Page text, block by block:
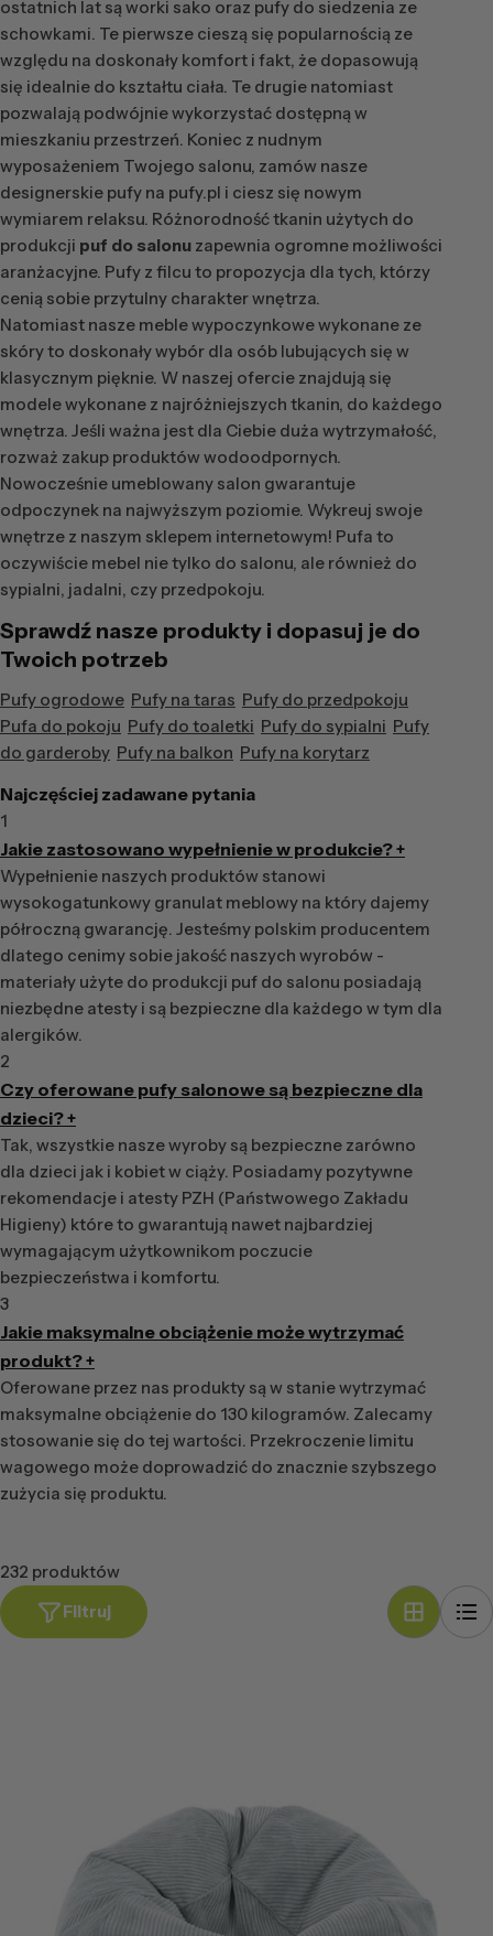
ostatnich lat są worki sako oraz pufy do siedzenia ze
schowkami. Te pierwsze cieszą się popularnością ze
względu na doskonały komfort i fakt, że dopasowują
się idealnie do kształtu ciała. Te drugie natomiast
pozwalają podwójnie wykorzystać dostępną w
mieszkaniu przestrzeń. Koniec z nudnym
wyposażeniem Twojego salonu, zamów nasze
designerskie pufy na pufy.pl i ciesz się nowym
wymiarem relaksu. Różnorodność tkanin użytych do
produkcji puf do salonu zapewnia ogromne możliwości
aranżacyjne. Pufy z filcu to propozycja dla tych, którzy
cenią sobie przytulny charakter wnętrza.
Natomiast nasze meble wypoczynkowe wykonane ze
skóry to doskonały wybór dla osób lubujących się w
klasycznym pięknie. W naszej ofercie znajdują się
modele wykonane z najróżniejszych tkanin, do każdego
wnętrza. Jeśli ważna jest dla Ciebie duża wytrzymałość,
rozważ zakup produktów wodoodpornych.
Nowocześnie umeblowany salon gwarantuje
odpoczynek na najwyższym poziomie. Wykreuj swoje
wnętrze z naszym sklepem internetowym! Pufa to
oczywiście mebel nie tylko do salonu, ale również do
sypialni, jadalni, czy przedpokoju.
Sprawdź nasze produkty i dopasuj je do
Twoich potrzeb
Pufy ogrodowe Pufy na taras Pufy do przedpokoju
Pufa do pokoju Pufy do toaletki Pufy do sypialni Pufy
do garderoby Pufy na balkon Pufy na korytarz
Najczęściej zadawane pytania
1
Jakie zastosowano wypełnienie w produkcie?+
Wypełnienie naszych produktów stanowi
wysokogatunkowy granulat meblowy na który dajemy
półroczną gwarancję. Jesteśmy polskim producentem
dlatego cenimy sobie jakość naszych wyrobów -
materiały użyte do produkcji puf do salonu posiadają
niezbędne atesty i są bezpieczne dla każdego w tym dla
alergików.
2
Czy oferowane pufy salonowe są bezpieczne dla
dzieci?+
Tak, wszystkie nasze wyroby są bezpieczne zarówno
dla dzieci jak i kobiet w ciąży. Posiadamy pozytywne
rekomendacje i atesty PZH (Państwowego Zakładu
Higieny) które to gwarantują nawet najbardziej
wymagającym użytkownikom poczucie
bezpieczeństwa i komfortu.
3
Jakie maksymalne obciążenie może wytrzymać
produkt?+
Oferowane przez nas produkty są w stanie wytrzymać
maksymalne obciążenie do 130 kilogramów. Zalecamy
stosowanie się do tej wartości. Przekroczenie limitu
wagowego może doprowadzić do znacznie szybszego
zużycia się produktu.
232 produktów
Filtruj